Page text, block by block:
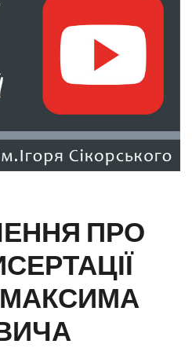
ПРО